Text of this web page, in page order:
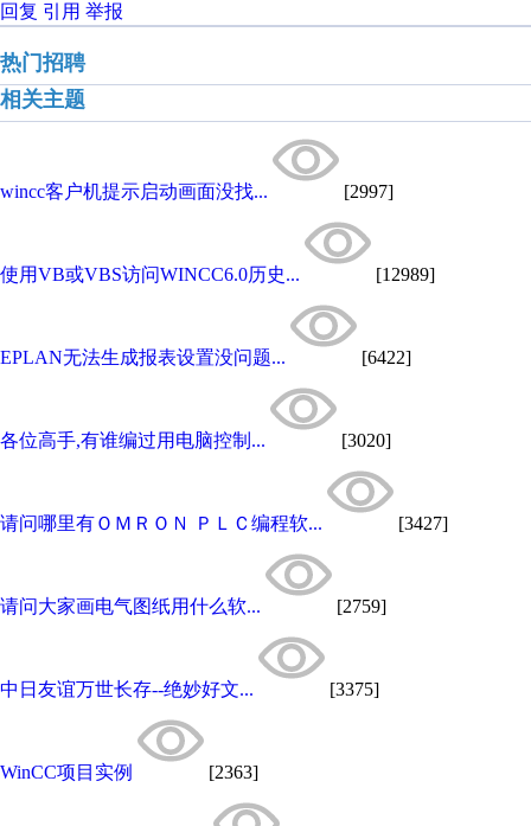
回复 引用 举报
热门招聘
相关主题
wincc客户机提示启动画面没找... [2997]
使用VB或VBS访问WINCC6.0历史... [12989]
EPLAN无法生成报表设置没问题... [6422]
各位高手,有谁编过用电脑控制... [3020]
请问哪里有ＯＭＲＯＮ ＰＬＣ编程软... [3427]
请问大家画电气图纸用什么软... [2759]
中日友谊万世长存--绝妙好文... [3375]
WinCC项目实例 [2363]